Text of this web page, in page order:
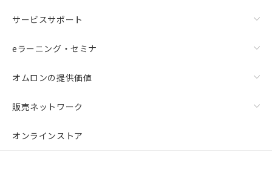
サービスサポート
eラーニング・セミナ
オムロンの提供価値
販売ネットワーク
オンラインストア